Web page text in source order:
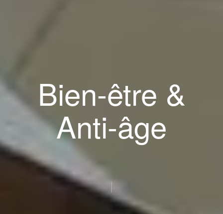
Bien-être &
Anti-âge